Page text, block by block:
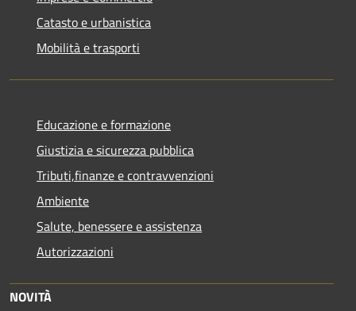
Catasto e urbanistica
Mobilità e trasporti
Educazione e formazione
Giustizia e sicurezza pubblica
Tributi,finanze e contravvenzioni
Ambiente
Salute, benessere e assistenza
Autorizzazioni
NOVITÀ